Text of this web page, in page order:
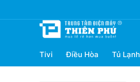
Tivi Điều Hòa Tủ Lạnh